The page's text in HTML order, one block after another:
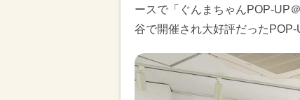
ースで「ぐんまちゃんPOP-UP
谷で開催され大好評だったPOP-